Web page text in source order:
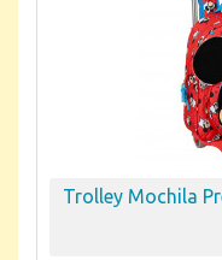
Trolley Mochila